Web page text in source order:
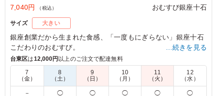
7,040円
（税込） おむすび銀座十石
サイズ 大きい
銀座創業だから生まれた食感、「一度もにぎらない」銀座十石
こだわりのおむすび。
彩り豊かなおむすび24個の詰め合わせ。十石人気のおむすびの
み8種類を各3個ずつご用意いたしました。
※お届け時のおむすびはひとつづつフィルムに巻かれておりま
…続きを見る
台東区は12,000円 以上のご注文で配達無料
7
（金）
8
（土）
9
（日）
10
（月）
11
（火）
12
（水）
－ ◯ ◯ ◯ ◯ ◯